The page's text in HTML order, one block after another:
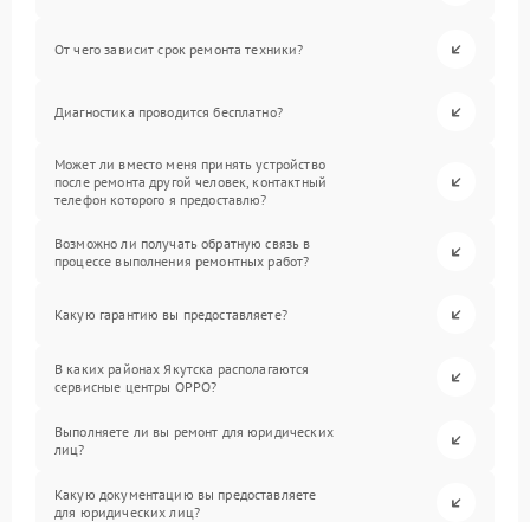
От чего зависит срок ремонта техники?
Диагностика проводится бесплатно?
Может ли вместо меня принять устройство
после ремонта другой человек, контактный
телефон которого я предоставлю?
Возможно ли получать обратную связь в
процессе выполнения ремонтных работ?
Какую гарантию вы предоставляете?
В каких районах Якутска располагаются
сервисные центры OPPO?
Выполняете ли вы ремонт для юридических
лиц?
Какую документацию вы предоставляете
для юридических лиц?